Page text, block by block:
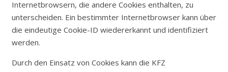
Internetbrowsern, die andere Cookies enthalten, zu
unterscheiden. Ein bestimmter Internetbrowser kann über
die eindeutige Cookie-ID wiedererkannt und identifiziert
werden.
Durch den Einsatz von Cookies kann die KFZ